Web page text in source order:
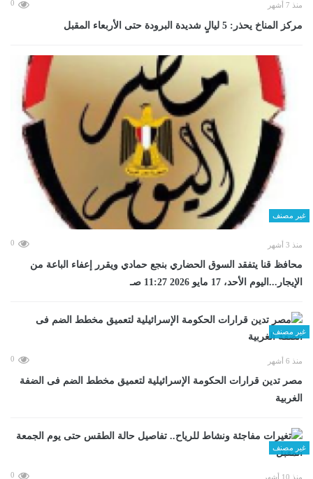
منذ 7 أشهر 0
مركز المناخ يحذر: 5 ليالٍ شديدة البرودة حتى الأربعاء المقبل
غير مصنف
منذ 3 أشهر 0
محافظ قنا يتفقد السوق الحضاري بنجع حمادي ويقرر إعفاء الباعة من
الإيجار...اليوم الأحد، 17 مايو 2026 11:27 صـ
غير مصنف
منذ 6 أشهر 0
مصر تدين قرارات الحكومة الإسرائيلية لتعميق مخطط الضم فى الضفة
الغربية
غير مصنف
منذ 10 أشهر 0